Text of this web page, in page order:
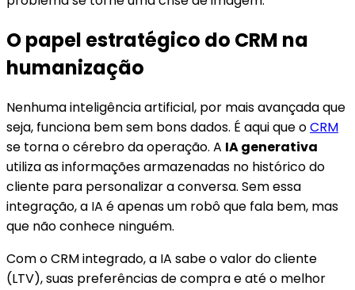
O papel estratégico do CRM na
humanização
Nenhuma inteligência artificial, por mais avançada que
seja, funciona bem sem bons dados. É aqui que oCRM
se torna o cérebro da operação. A IA generativa
utiliza as informações armazenadas no histórico do
cliente para personalizar a conversa. Sem essa
integração, a IA é apenas um robô que fala bem, mas
que não conhece ninguém.
Com o CRM integrado, a IA sabe o valor do cliente
(LTV), suas preferências de compra e até o melhor